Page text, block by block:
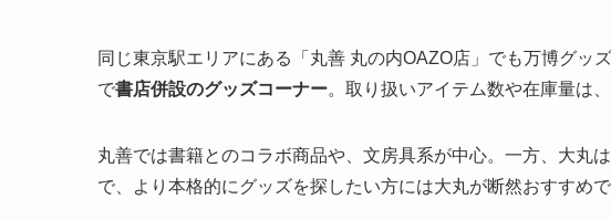
同じ東京駅エリアにある「丸善 丸の内OAZO店」でも万博グッ
で書店併設のグッズコーナー。取り扱いアイテム数や在庫量は
丸善では書籍とのコラボ商品や、文房具系が中心。一方、大丸は
で、より本格的にグッズを探したい方には大丸が断然おすすめで